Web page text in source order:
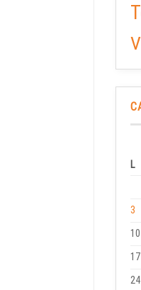
L
3
10
17
24